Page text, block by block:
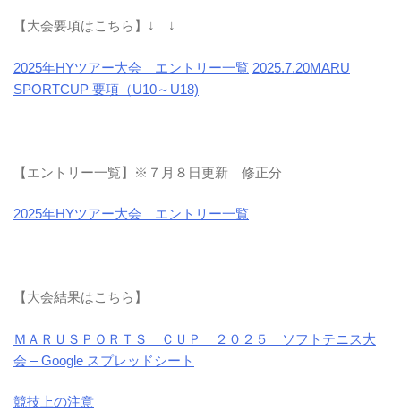
【大会要項はこちら】↓ ↓
2025年HYツアー大会 エントリー一覧 2025.7.20MARU
SPORTCUP 要項（U10～U18)
【エントリー一覧】※７月８日更新 修正分
2025年HYツアー大会 エントリー一覧
【大会結果はこちら】
ＭＡＲＵＳＰＯＲＴＳ ＣＵＰ ２０２５ ソフトテニス大
会 – Google スプレッドシート
競技上の注意